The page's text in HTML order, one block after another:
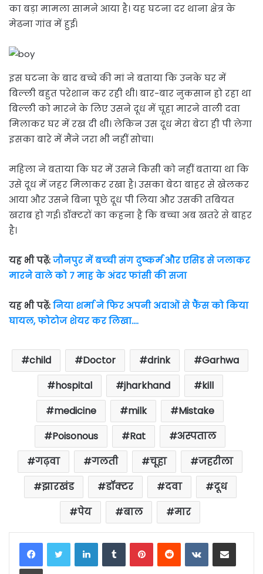
का बड़ा मामला सामने आया है। यह घटना दर थाना क्षेत्र के
मेढना गांव में हुई।
इस घटना के बाद बच्चे की मां ने बताया कि उनके घर में
बिल्ली बहुत परेशान कर रही थी। बार-बार नुकसान हो रहा था
बिल्ली को मारने के लिए उसने दूध में चूहा मारने वाली दवा
मिलाकर घर में रख दी थी। लेकिन उस दूध मेरा बेटा ही पी लेगा
इसका बारे में मैंने जरा भी नहीं सोचा।
महिला ने बताया कि घर में उसने किसी को नहीं बताया था कि
उसे दूध में जहर मिलाकर रखा है। उसका बेटा बाहर से खेलकर
आया और उसने बिना पूछे दूध पी लिया और उसकी तबियत
खराब हो गई। डॉक्टरों का कहना है कि बच्चा अब खतरे से बाहर
है।
यह भी पढ़ें:जौनपुर में बच्‍ची संग दुष्‍कर्म और एसिड से जलाकर
मारने वाले को 7 माह के अंदर फांसी की सजा
यह भी पढ़ें:निया शर्मा ने फिर अपनी अदाओं से फैंस को किया
घायल, फोटोज शेयर कर लिखा….
child Doctor drink
Garhwa
hospital
jharkhand
kill
medicine
milk
Mistake
Poisonous
Rat
अस्पताल
गढ़वा
गलती चूहा
जहरीला
झारखंड
डॉक्टर दवा
दूध
पेय
बाल मार
LinkedInTumblrPinterestReddit VKontakteShare via Email
Print